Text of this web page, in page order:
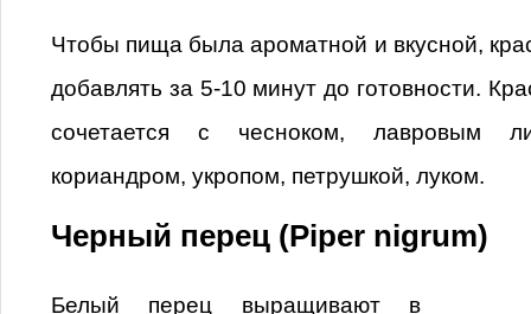
Чтобы пища была ароматной и вкусной,
добавлять за 5-10 минут до готовности.
сочетается с чесноком, лавровым
кориандром, укропом, петрушкой, луком.
Черный перец (Piper nigrum)
Белый перец выращивают в